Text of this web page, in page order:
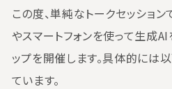
この度、単純なトークセッショ
やスマートフォンを使って生成
ップを開催します。具体的には
ています。